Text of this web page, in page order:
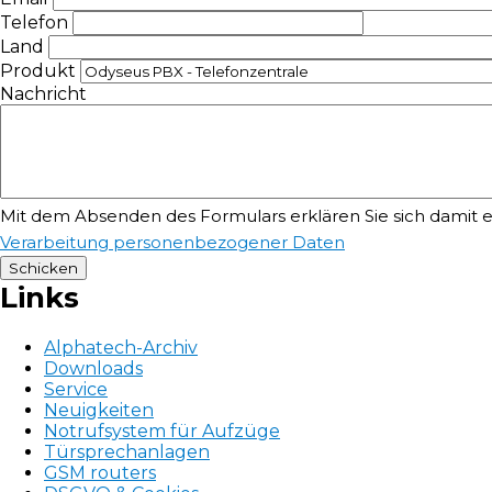
Telefon
Land
Produkt
Nachricht
Mit dem Absenden des Formulars erklären Sie sich damit
Verarbeitung personenbezogener Daten
Links
Alphatech-Archiv
Downloads
Service
Neuigkeiten
Notrufsystem für Aufzüge
Türsprechanlagen
GSM routers